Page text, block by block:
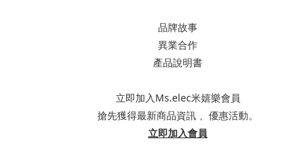
品牌故事
異業合作
產品說明書
立即加入Ms.elec米嬉樂會員
搶先獲得最新商品資訊 、優惠活動。
立即加入會員